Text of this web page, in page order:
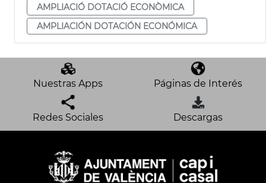
AMPLIACIÓ DOTACIÓ ECONÒMICA
AMPLIACIÓN DOTACIÓN ECONÓMICA
Nuestras Apps Páginas de Interés
Redes Sociales Descargas